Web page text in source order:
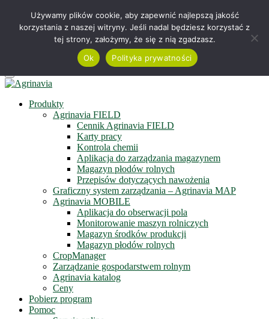
Telefon +48 515 230 958
Serwis online
Zapisz się do newslettera
Obejrzyj film
Menu
Produkty
Agrinavia FIELD
Cennik Agrinavia FIELD
Karty pracy
Kontrola chemii
Aplikacja do zarządzania magazynem
Magazyn płodów rolnych
Przepisów dotyczących nawożenia
Graficzny system zarządzania – Agrinavia MAP
Agrinavia MOBILE
Aplikacja do obserwacji pola
Monitorowanie maszyn rolniczych
Magazyn środków produkcji
Magazyn płodów rolnych
CropManager
Zarządzanie gospodarstwem rolnym
Agrinavia katalog
Ceny
Pobierz program
Pomoc
Używamy plików cookie, aby zapewnić najlepszą jakość
korzystania z naszej witryny. Jeśli nadal będziesz korzystać z
tej strony, założymy, że się z nią zgadzasz.
Ok
Polityka prywatności